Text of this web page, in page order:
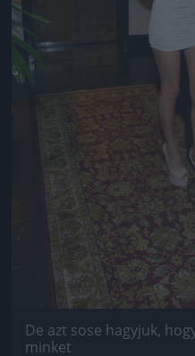
De azt sose hagyjuk,
minket